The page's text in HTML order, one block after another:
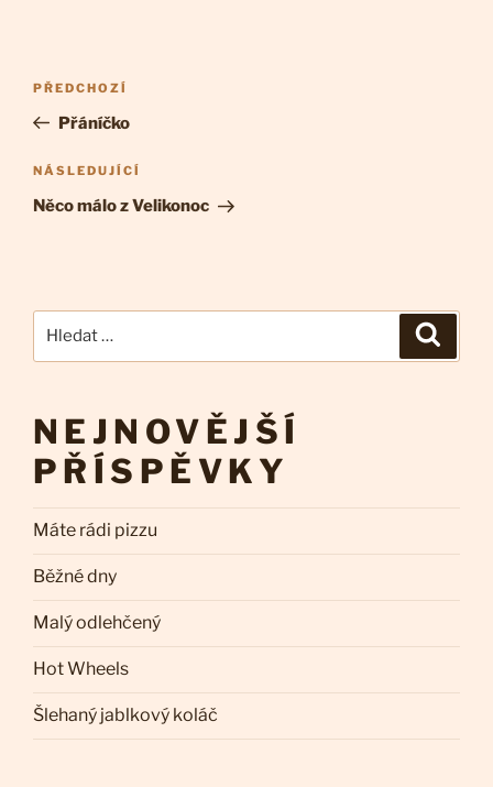
Navigace
pro
příspěvek
Předchozí
příspěvek
PŘEDCHOZÍ
Přáníčko
Následující
příspěvek
NÁSLEDUJÍCÍ
Něco málo z Velikonoc
NEJNOVĚJŠÍ
PŘÍSPĚVKY
Máte rádi pizzu
Běžné dny
Malý odlehčený
Hot Wheels
Šlehaný jablkový koláč